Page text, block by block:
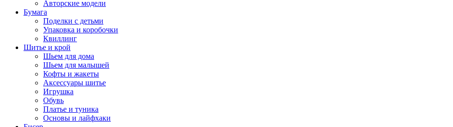
Авторские модели
Бумага
Поделки с детьми
Упаковка и коробочки
Квиллинг
Шитье и крой
Шьем для дома
Шьем для малышей
Кофты и жакеты
Аксессуары шитье
Игрушка
Обувь
Платье и туника
Основы и лайфхаки